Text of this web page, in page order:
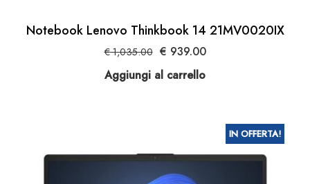
Notebook Lenovo Thinkbook 14 21MV0020IX
€1,035.00 Il
prezzo
originale
€ 939.00Il
Aggiungi al carrello
IN OFFERTA!